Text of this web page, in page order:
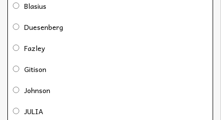
Blasius
Duesenberg
Fazley
Gitison
Johnson
JULIA